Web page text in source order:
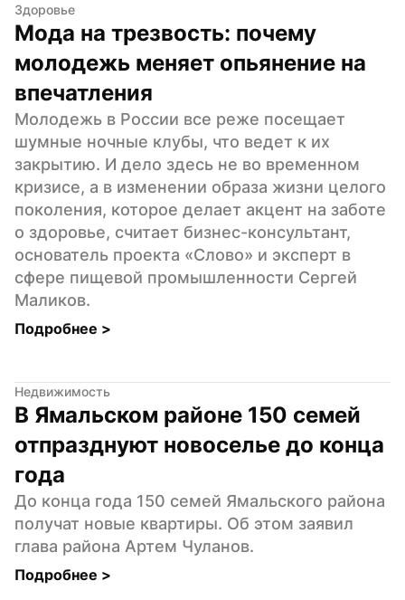
Здоровье
Мода на трезвость: почему
молодежь меняет опьянение на
впечатления
Молодежь в России все реже посещает
шумные ночные клубы, что ведет к их
закрытию. И дело здесь не во временном
кризисе, а в изменении образа жизни целого
поколения, которое делает акцент на заботе
о здоровье, считает бизнес-консультант,
основатель проекта «Слово» и эксперт в
сфере пищевой промышленности Сергей
Маликов.
Подробнее >
Недвижимость
В Ямальском районе 150 семей
отпразднуют новоселье до конца
года
До конца года 150 семей Ямальского района
получат новые квартиры. Об этом заявил
глава района Артем Чуланов.
Подробнее >